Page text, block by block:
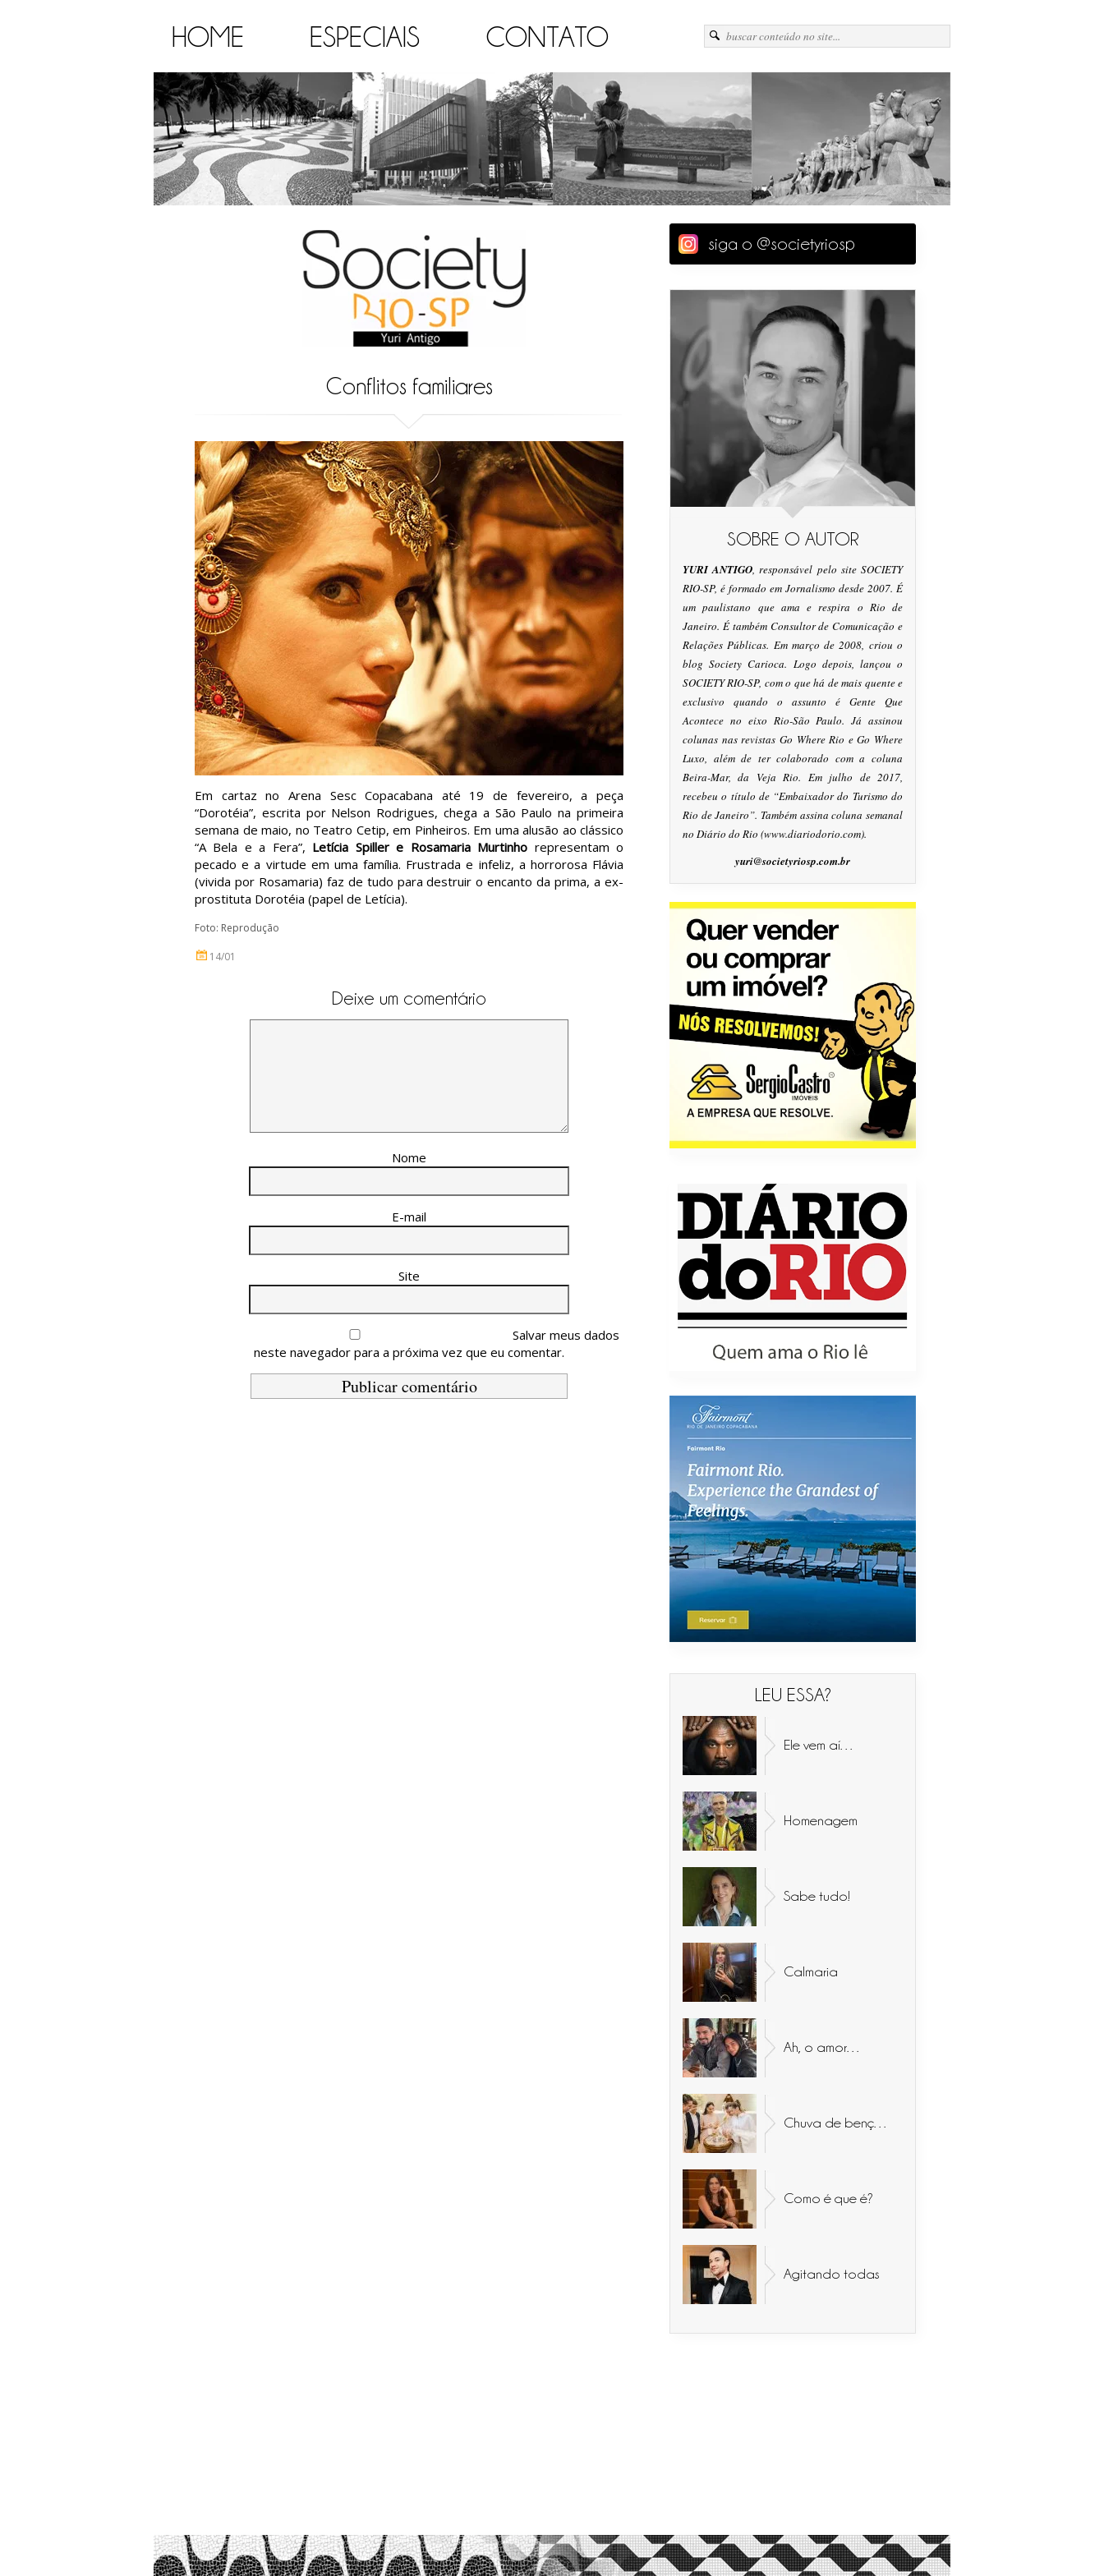
HOME ESPECIAIS CONTATO
Conflitos familiares
Em cartaz no Arena Sesc Copacabana até 19 de fevereiro, a peça
“Dorotéia”, escrita por Nelson Rodrigues, chega a São Paulo na primeira
semana de maio, no Teatro Cetip, em Pinheiros. Em uma alusão ao clássico
“A Bela e a Fera”, Letícia Spiller e Rosamaria Murtinho representam o
pecado e a virtude em uma família. Frustrada e infeliz, a horrorosa Flávia
(vivida por Rosamaria) faz de tudo para destruir o encanto da prima, a ex-
prostituta Dorotéia (papel de Letícia).
Foto: Reprodução
14/01
Deixe um comentário
Nome
E-mail
Site
Salvar meus dados
neste navegador para a próxima vez que eu comentar.
siga o @societyriosp
SOBRE O AUTOR
YURI ANTIGO, responsável pelo site SOCIETY
RIO-SP, é formado em Jornalismo desde 2007. É
um paulistano que ama e respira o Rio de
Janeiro. É também Consultor de Comunicação e
Relações Públicas. Em março de 2008, criou o
blog Society Carioca. Logo depois, lançou o
SOCIETY RIO-SP, com o que há de mais quente e
exclusivo quando o assunto é Gente Que
Acontece no eixo Rio-São Paulo. Já assinou
colunas nas revistas Go Where Rio e Go Where
Luxo, além de ter colaborado com a coluna
Beira-Mar, da Veja Rio. Em julho de 2017,
recebeu o título de “Embaixador do Turismo do
Rio de Janeiro”. Também assina coluna semanal
no Diário do Rio (www.diariodorio.com).
yuri@societyriosp.com.br
LEU ESSA?
Ele vem aí…
Homenagem
Sabe tudo!
Calmaria
Ah, o amor…
Como é que é?
Agitando todas